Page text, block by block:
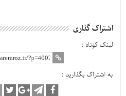
اشتراک گذاری
لینک کوتاه :
به اشتراک بگذارید :